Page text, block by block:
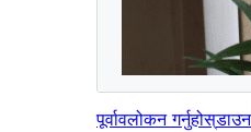
पूर्वावलोकन गर्नुहोस्